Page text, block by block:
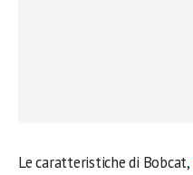
Le caratteristiche di Bobcat,